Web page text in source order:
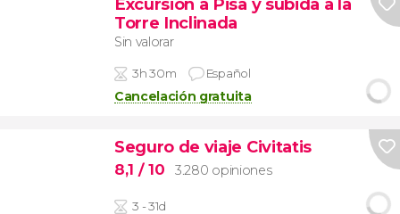
Torre Inclinada
Sin valorar
3h 30m Español
Cancelación gratuita
Seguro de viaje Civitatis
8,1 / 10 3.280 opiniones
3 - 31d